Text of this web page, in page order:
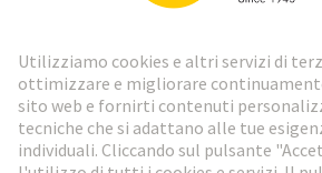
Vai al registrazione